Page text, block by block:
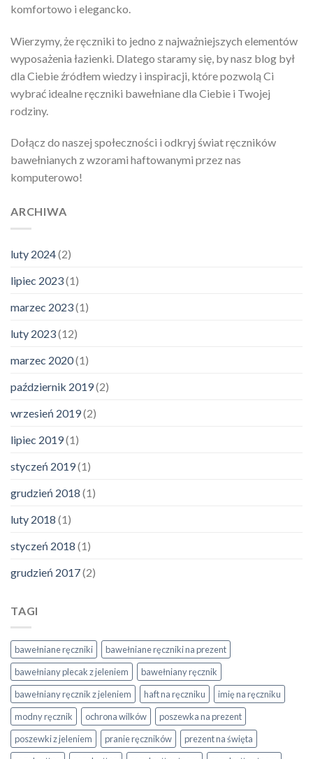
komfortowo i elegancko.
Wierzymy, że ręczniki to jedno z najważniejszych elementów
wyposażenia łazienki. Dlatego staramy się, by nasz blog był
dla Ciebie źródłem wiedzy i inspiracji, które pozwolą Ci
wybrać idealne ręczniki bawełniane dla Ciebie i Twojej
rodziny.
Dołącz do naszej społeczności i odkryj świat ręczników
bawełnianych z wzorami haftowanymi przez nas
komputerowo!
ARCHIWA
luty 2024(2)
lipiec 2023(1)
marzec 2023(1)
luty 2023(12)
marzec 2020(1)
październik 2019(2)
wrzesień 2019(2)
lipiec 2019(1)
styczeń 2019(1)
grudzień 2018 (1)
luty 2018 (1)
styczeń 2018 (1)
grudzień 2017(2)
TAGI
bawełniane ręczniki
bawełniane ręczniki na prezent
bawełniany plecak z jeleniem
bawełniany ręcznik
bawełniany ręcznik z jeleniem
haft na ręczniku
imię na ręczniku
modny ręcznik
ochrona wilków
poszewka na prezent
poszewki z jeleniem
pranie ręczników
prezent na święta